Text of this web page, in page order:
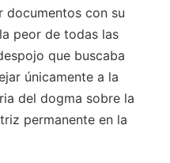
documentos con su
peor de todas las
que buscaba
únicamente a la
del dogma sobre la
permanente en la